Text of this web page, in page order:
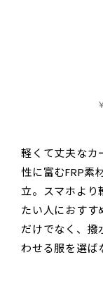
軽くて丈夫なカ
性に富むFRP素
立。スマホより
たい人におすす
だけでなく、撥
わせる服を選ば